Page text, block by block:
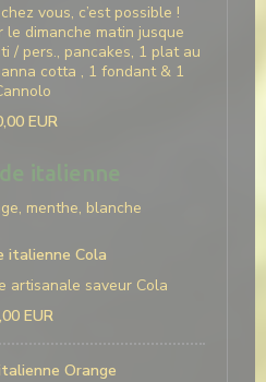
vous, c’est possible !
dimanche matin jusque
/ pers., pancakes, 1 plat au
cotta , 1 fondant & 1
EUR
italienne
menthe, blanche
italienne Cola
artisanale saveur Cola
EUR
Orange